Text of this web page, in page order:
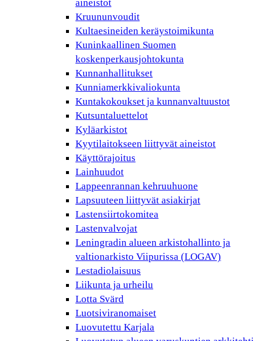
aineistot
Kruununvoudit
Kultaesineiden keräystoimikunta
Kuninkaallinen Suomen
koskenperkausjohtokunta
Kunnanhallitukset
Kunniamerkkivaliokunta
Kuntakokoukset ja kunnanvaltuustot
Kutsuntaluettelot
Kyläarkistot
Kyytilaitokseen liittyvät aineistot
Käyttörajoitus
Lainhuudot
Lappeenrannan kehruuhuone
Lapsuuteen liittyvät asiakirjat
Lastensiirtokomitea
Lastenvalvojat
Leningradin alueen arkistohallinto ja
valtionarkisto Viipurissa (LOGAV)
Lestadiolaisuus
Liikunta ja urheilu
Lotta Svärd
Luotsiviranomaiset
Luovutettu Karjala